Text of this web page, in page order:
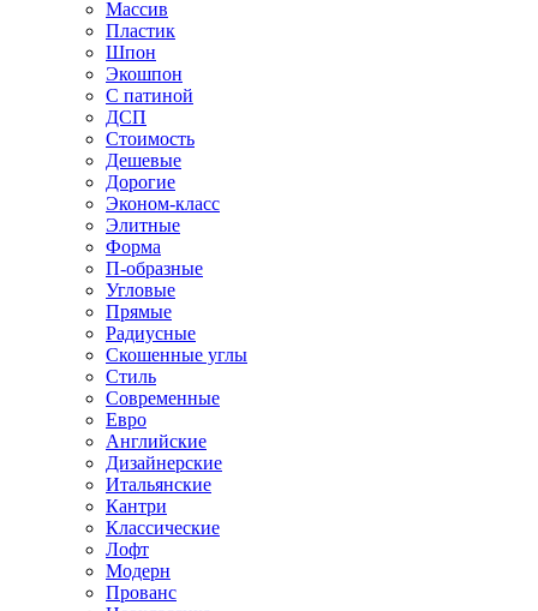
Массив
Пластик
Шпон
Экошпон
С патиной
ДСП
Стоимость
Дешевые
Дорогие
Эконом-класс
Элитные
Форма
П-образные
Угловые
Прямые
Радиусные
Скошенные углы
Стиль
Современные
Евро
Английские
Дизайнерские
Итальянские
Кантри
Классические
Лофт
Модерн
Прованс